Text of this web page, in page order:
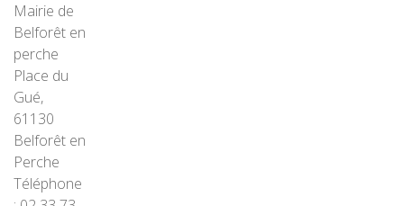
Mairie de
Belforêt en
perche
Place du
Gué,
61130
Belforêt en
Perche
Téléphone